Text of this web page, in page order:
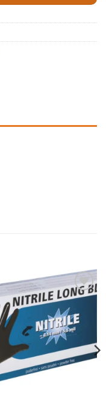
Zu den
Favoriten
hinzufügen